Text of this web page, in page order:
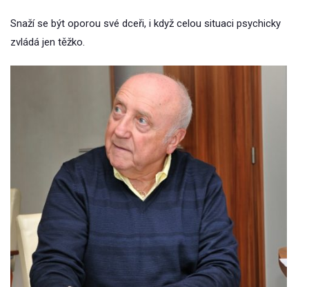
Snaží se být oporou své dceři, i když celou situaci psychicky
zvládá jen těžko.